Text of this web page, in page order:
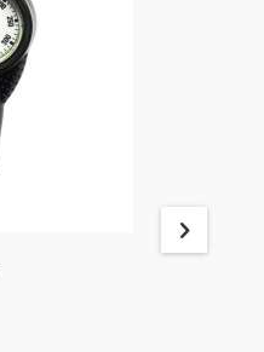
Cressi